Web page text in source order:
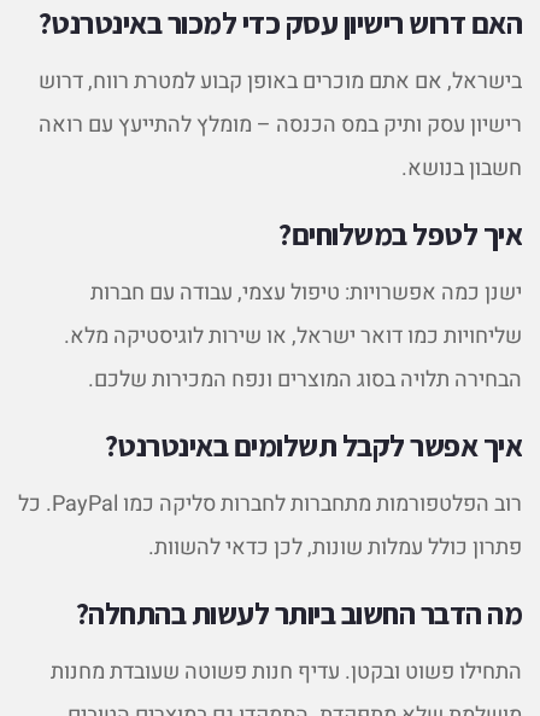
האם דרוש רישיון עסק כדי למכור באינטרנט?
בישראל, אם אתם מוכרים באופן קבוע למטרת רווח, דרוש
רישיון עסק ותיק במס הכנסה – מומלץ להתייעץ עם רואה
חשבון בנושא.
איך לטפל במשלוחים?
ישנן כמה אפשרויות: טיפול עצמי, עבודה עם חברות
שליחויות כמו דואר ישראל, או שירות לוגיסטיקה מלא.
הבחירה תלויה בסוג המוצרים ונפח המכירות שלכם.
איך אפשר לקבל תשלומים באינטרנט?
רוב הפלטפורמות מתחברות לחברות סליקה כמו PayPal. כל
פתרון כולל עמלות שונות, לכן כדאי להשוות.
מה הדבר החשוב ביותר לעשות בהתחלה?
התחילו פשוט ובקטן. עדיף חנות פשוטה שעובדת מחנות